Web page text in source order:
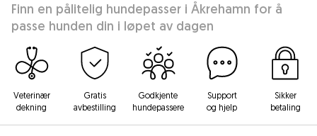
Finn en pålitelig hundepasser i Åkrehamn for å
passe hunden din i løpet av dagen
Veterinær
dekning
Gratis
avbestilling
Godkjente
hundepassere
Support
og hjelp
Sikker
betaling